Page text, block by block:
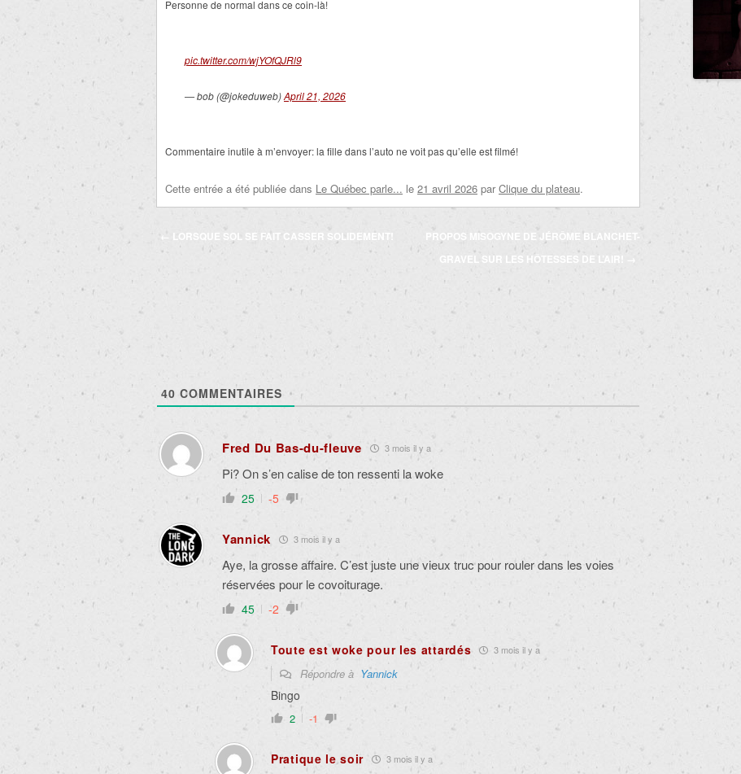
Personne de normal dans ce coin-là!
pic.twitter.com/wjYOfQJRl9
— bob (@jokeduweb)April 21, 2026
Commentaire inutile à m’envoyer: la fille dans l’auto ne voit pas qu’elle est filmé!
Cette entrée a été publiée dans Le Québec parle... le 21 avril 2026 par Clique du plateau.
Navigation
← LORSQUE SOL SE FAIT CASSER SOLIDEMENT!
PROPOS MISOGYNE DE JÉRÔME BLANCHET-
GRAVEL SUR LES HÔTESSES DE L’AIR!
→
40 COMMENTAIRES
Fred Du Bas-du-fleuve 3 mois il y a
Pi? On s’en calise de ton ressenti la woke
25 -5
Yannick 3 mois il y a
Aye, la grosse affaire. C’est juste une vieux truc pour rouler dans les voies
réservées pour le covoiturage.
45 -2
Toute est woke pour les attardés 3 mois il y a
Répondre à Yannick
Bingo
2 -1
Pratique le soir 3 mois il y a